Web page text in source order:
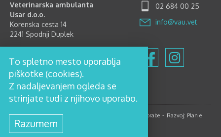
Veterinarska ambulanta
Usar d.o.o.
Korenska cesta 14
2241 Spodnji Duplek
Ponedeljek-Petek: 8.00-12.00
in 15.00-18.00
Sobota: 8.00-12.00
Nedelja in prazniki zaprto
02 684 00 25
info@vau.vet
© 2017, Veterinarska ambulanta Usar d.o.o. Pogoji uporabe Razvoj: Plan e
Oblikovanje:Kontrastika
To spletno mesto uporablja
piškotke (cookies).
Z nadaljevanjem ogleda se
strinjate tudi z njihovo uporabo.
Razumem